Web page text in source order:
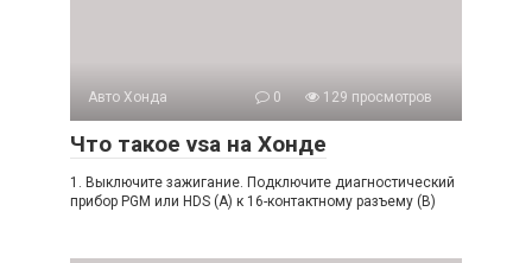
Авто Хонда 0 129 просмотров
Что такое vsa на Хонде
1. Выключите зажигание. Подключите диагностический
прибор PGM или HDS (A) к 16-контактному разъему (B)